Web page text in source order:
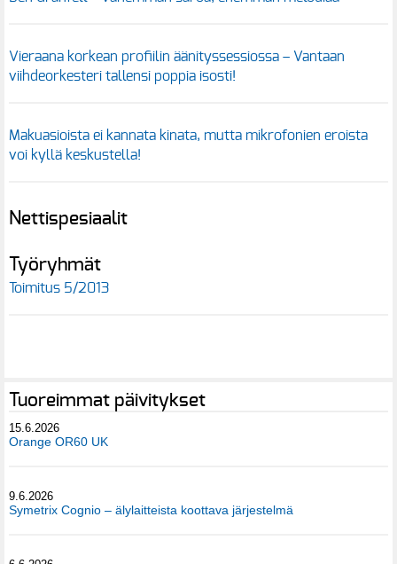
Vieraana korkean profiilin äänityssessiossa – Vantaan
viihdeorkesteri tallensi poppia isosti!
Makuasioista ei kannata kinata, mutta mikrofonien eroista
voi kyllä keskustella!
Nettispesiaalit
Työryhmät
Toimitus 5/2013
Tuoreimmat päivitykset
15.6.2026
Orange OR60 UK
9.6.2026
Symetrix Cognio – älylaitteista koottava järjestelmä